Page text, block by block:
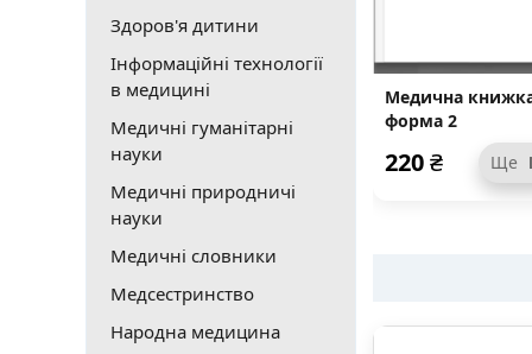
Здоров'я дитини
Інформаційні технології
в медицині
Медичні гуманітарні
науки
Медичні природничі
науки
Медичні словники
Медсестринство
Народна медицина
Медична
форма 2
220₴ Ще